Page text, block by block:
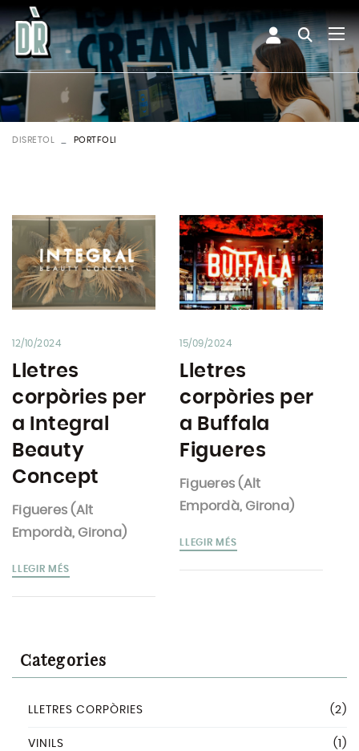
DISRETOL PORTFOLI
Categories
LLETRES CORPÒRIES (2)
VINILS (1)
12/10/2024
Lletres
corpòries per
a Integral
Beauty
Concept
Figueres (Alt
Empordà, Girona)
LLEGIR MÉS
15/09/2024
Lletres
corpòries per
a Buffala
Figueres
Figueres (Alt
Empordà, Girona)
LLEGIR MÉS